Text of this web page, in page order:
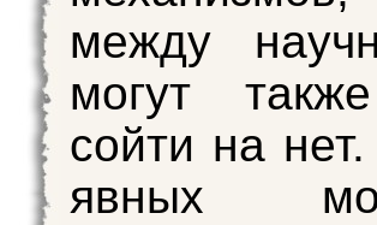
между
могут
сойти на
явных